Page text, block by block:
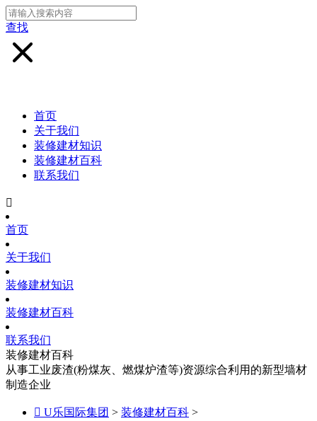
查找
首页
关于我们
装修建材知识
装修建材百科
联系我们

首页
关于我们
装修建材知识
装修建材百科
联系我们
装修建材百科
从事工业废渣(粉煤灰、燃煤炉渣等)资源综合利用的新型墙材
制造企业
 U乐国际集团 > 装修建材百科 >